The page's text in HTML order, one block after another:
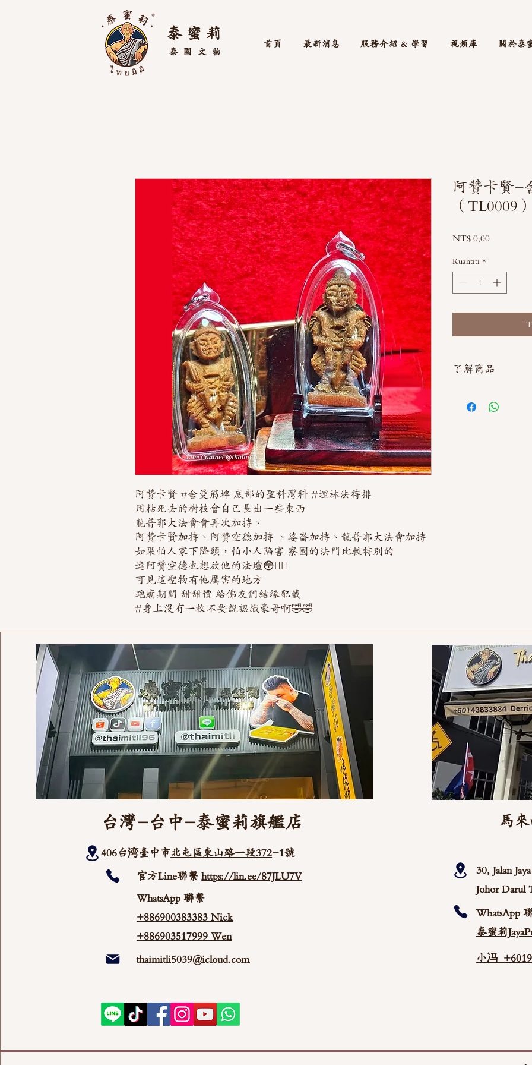
泰 蜜 莉
文物
泰國
首頁 最新消息 服務介紹 & 學習 視頻庫 關於泰
阿贊卡賢 #舍曼筋埤 底部的聖料灣料 #埋林法待排
用枯死去的樹枝會自己長出一些東西
龍普郭大法會會再次加持、
阿贊卡賢加持、阿贊空德加持 、婆崙加持、龍普郭大法會加持
如果怕人家下降頭，怕小人陷害 寮國的法門比較特別的
連阿贊空德也想放他的法壇😳👍🏻
可見這聖物有他厲害的地方
跑廟期間 甜甜價 給佛友們結緣配戴
#身上沒有一枚不要說認識豪哥啊🤣🤣
阿贊卡賢-
（TL0009）
NT$ 0,00Harga
Kuantiti *
了解商品
台灣-台中-泰蜜莉旗艦店
406台湾臺中市北屯區東山路一段372-1號
官方Line聯繫https://lin.ee/87JLU7V
WhatsApp 聯繫
+886900383383 Nick
+886903517999 Wen
thaimitli5039@icloud.com
馬
30, Jalan
Johor Darul
WhatsApp
泰蜜莉
小冯